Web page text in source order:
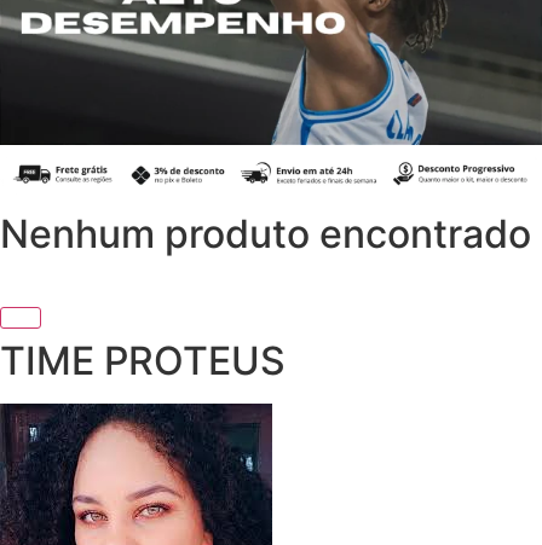
Nenhum produto encontrado
TIME PROTEUS